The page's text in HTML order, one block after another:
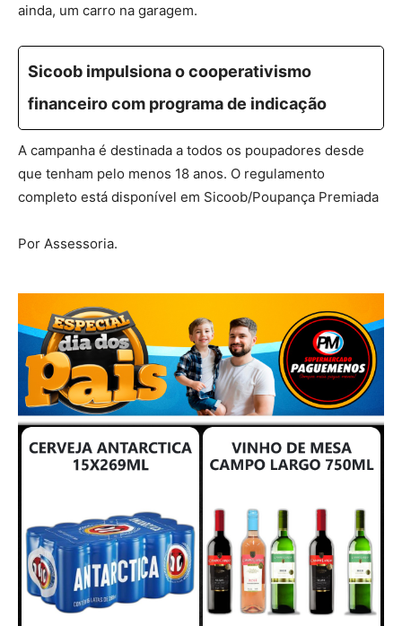
ainda, um carro na garagem.
Sicoob impulsiona o cooperativismo
financeiro com programa de indicação
A campanha é destinada a todos os poupadores desde
que tenham pelo menos 18 anos. O regulamento
completo está disponível em Sicoob/Poupança Premiada
Por Assessoria.